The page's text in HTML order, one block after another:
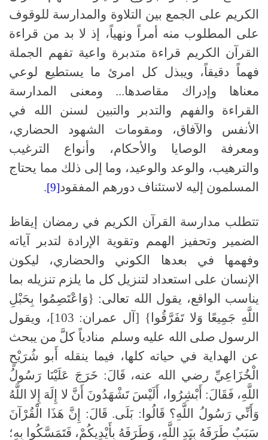
الكريم على الجمع بين التلاوة والمدارسة للوقوف
على المطلوب منه أمراً ونهياً، إذ لا بد من قراءة
القرآن الكريم قراءة متدبرة واعية تفهم الجملة
فهماً دقيقاً، ويبذل كل امرئ ما يستطيع لوعي
معناها وإدراك مقاصدها... ومعنى المدارسة
القراءة والفهم والتدبر والتبين لسنن الله في
الأنفس والآفاق، ومقومات الشهود الحضاري،
ومعرفة الوصايا والأحكام، وأنواع الترغيب
والترهيب، والوعد والوعيد، وما إلى ذلك مما يحتاج
المسلمون إليه لاستئناف دورهم المفقود[9]
.
تتطلب مدارسة القرآن الكريم في رمضان إيقاظ
الضمير وتحفيز الهمم وتقوية الإرادة لتدبر آياته
وفهمها في بعدها الكوني والحضاري، ليكون
الإنسان على استعداد لتنزيل كل ما يلزم تنزيله بما
يناسب الواقع، يقول الله تعالى: {وَاعْتَصِمُوا بِحَبْلِ
اللَّهِ جَمِيعًا وَلا تَفَرَّقُوا} [آل عمران: 103]، ويقول
الرسول صلى الله عليه وسلم منادياً كلَّ من يبحث
عن الهداية في حياته كلها، فيما ينقله أَبو شُرَيْحٍ
الْخُزَاعِيِّ رضي الله عنه، قَالَ: خَرَجَ عَلَيْنَا رَسُولُ
اللَّهِ، فَقَالَ: أَبْشِرُوا، أَلَيْسَ تَشْهَدُونَ أَنَّ لا إِلَهَ إِلا اللَّهُ
وَأَنِّي رَسُولُ اللَّهِ؟ قَالُوا: بَلَى. قَالَ: إِنَّ هَذَا الْقُرْآنَ
سَبَبٌ طَرَفَهُ بِيَدِ اللَّهِ، وَطَرَفَهُ بِأَيْدِيكُمْ، فَتَمَسَّكُوا بِهِ؛